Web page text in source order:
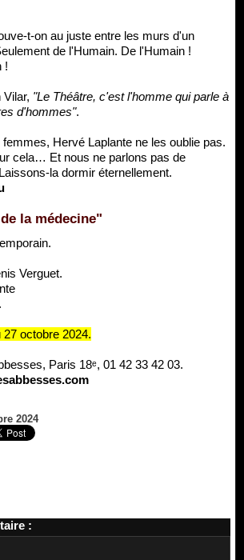
t-on au juste entre les murs d'un
de l'Humain. De l'Humain !
!
"Le Théâtre, c'est l'homme qui parle à
d'hommes".
Hervé Laplante ne les oublie pas.
cela… Et nous ne parlons pas de
la dormir éternellement.
la médecine"
Verguet.
27 octobre 2024.
Paris 18ᵉ, 01 42 33 42 03.
2024
: